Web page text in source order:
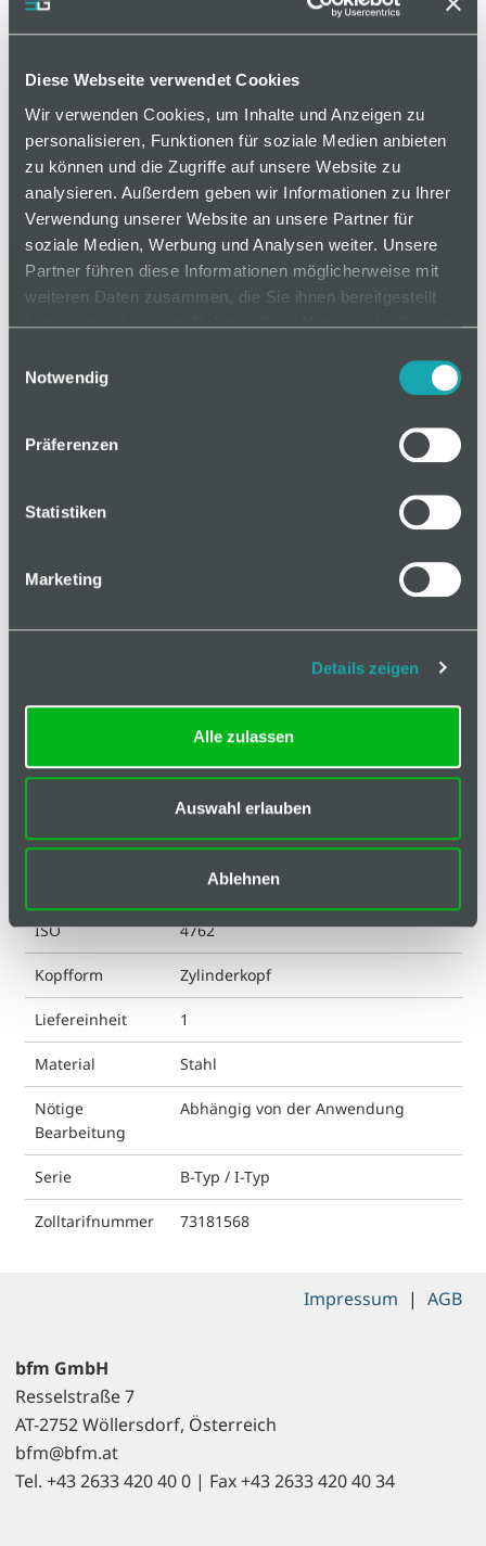
Diese Webseite verwendet Cookies
Wir verwenden Cookies, um Inhalte und Anzeigen zu
personalisieren, Funktionen für soziale Medien anbieten
zu können und die Zugriffe auf unsere Website zu
analysieren. Außerdem geben wir Informationen zu Ihrer
Verwendung unserer Website an unsere Partner für
soziale Medien, Werbung und Analysen weiter. Unsere
Partner führen diese Informationen möglicherweise mit
weiteren Daten zusammen, die Sie ihnen bereitgestellt
haben oder die sie im Rahmen Ihrer Nutzung der Dienste
Notwendig
Präferenzen
Statistiken
Marketing
Details zeigen
Alle zulassen
Auswahl erlauben
Ablehnen
Artikelnummer 110000234 / Alte Materialnummer:
Normschraube
auf Anfrage
Mindestbestellmenge: 1
DIN 4762
verzinkt
Farbe silberfarbig
71.2 g
ISO 4762
Kopfform Zylinderkopf
Liefereinheit 1
Material Stahl
Nötige
Bearbeitung
Abhängig von der Anwendung
Serie B-Typ / I-Typ
Zolltarifnummer 73181568
bfm GmbH
Resselstraße 7
AT-2752 Wöllersdorf, Österreich
bfm@bfm.at
Tel. +43 2633 420 40 0 | Fax +43 2633 420 40 34
Impressum | AGB